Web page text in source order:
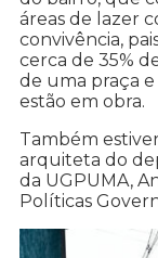
áreas de lazer
convivência,
cerca de 35%
de uma praça
estão em obra.
Também
arquiteta do
da UGPUMA,
Políticas